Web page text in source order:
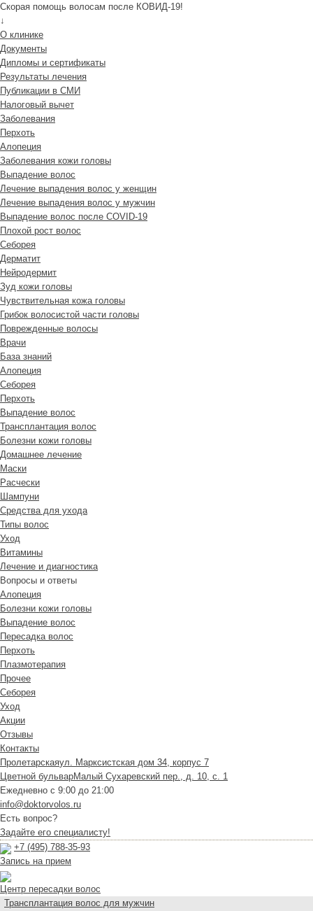
Скорая помощь волосам после КОВИД-19!
↓
О клинике
Документы
Дипломы и сертификаты
Результаты лечения
Публикации в СМИ
Налоговый вычет
Заболевания
Перхоть
Алопеция
Заболевания кожи головы
Выпадение волос
Лечение выпадения волос у женщин
Лечение выпадения волос у мужчин
Выпадение волос после COVID-19
Плохой рост волос
Cеборея
Дерматит
Нейродермит
Зуд кожи головы
Чувствительная кожа головы
Грибок волосистой части головы
Поврежденные волосы
Врачи
База знаний
Алопеция
Себорея
Перхоть
Выпадение волос
Трансплантация волос
Болезни кожи головы
Домашнее лечение
Маски
Расчески
Шампуни
Средства для ухода
Типы волос
Уход
Витамины
Лечение и диагностика
Вопросы и ответы
Алопеция
Болезни кожи головы
Выпадение волос
Пересадка волос
Перхоть
Плазмотерапия
Прочее
Себорея
Уход
Акции
Отзывы
Контакты
Пролетарскаяул. Марксистская дом 34, корпус 7
Цветной бульварМалый Сухаревский пер., д. 10, с. 1
Ежедневно с 9:00 до 21:00
info@doktorvolos.ru
Есть вопрос?
Задайте его специалисту!
+7 (495) 788-35-93
Запись на прием
Центр пересадки волос
Трансплантация волос для мужчин